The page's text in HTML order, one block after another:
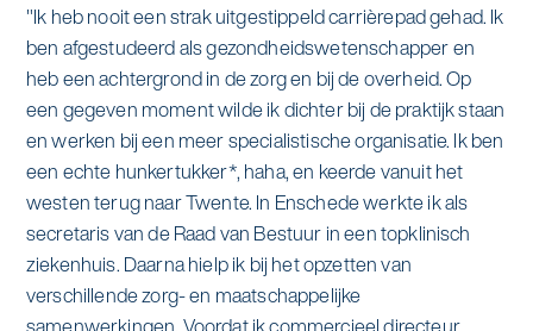
"Ik heb nooit een strak uitgestippeld carrièrepad gehad. Ik
ben afgestudeerd als gezondheidswetenschapper en
heb een achtergrond in de zorg en bij de overheid. Op
een gegeven moment wilde ik dichter bij de praktijk staan
en werken bij een meer specialistische organisatie. Ik ben
een echte hunkertukker*, haha, en keerde vanuit het
westen terug naar Twente. In Enschede werkte ik als
secretaris van de Raad van Bestuur in een topklinisch
ziekenhuis. Daarna hielp ik bij het opzetten van
verschillende zorg- en maatschappelijke